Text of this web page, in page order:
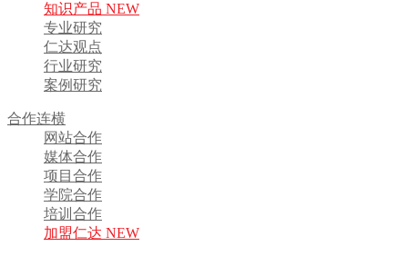
知识产品 NEW
专业研究
仁达观点
行业研究
案例研究
合作连横
网站合作
媒体合作
项目合作
学院合作
培训合作
加盟仁达 NEW